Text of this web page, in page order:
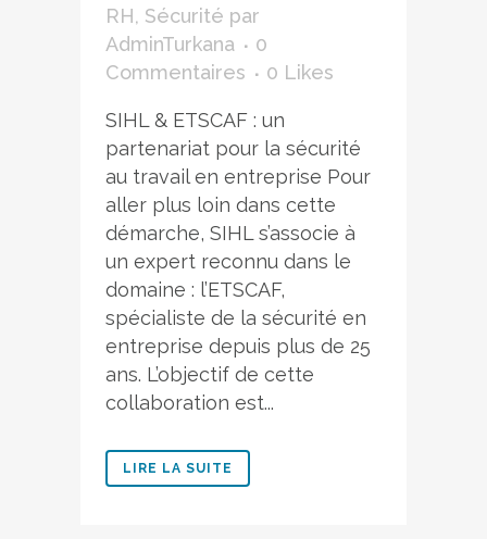
RH, Sécurité par
AdminTurkana
0
Commentaires
0 Likes
SIHL & ETSCAF : un
partenariat pour la sécurité
au travail en entreprise Pour
aller plus loin dans cette
démarche, SIHL s’associe à
un expert reconnu dans le
domaine : l’ETSCAF,
spécialiste de la sécurité en
entreprise depuis plus de 25
ans. L’objectif de cette
collaboration est...
LIRE LA SUITE